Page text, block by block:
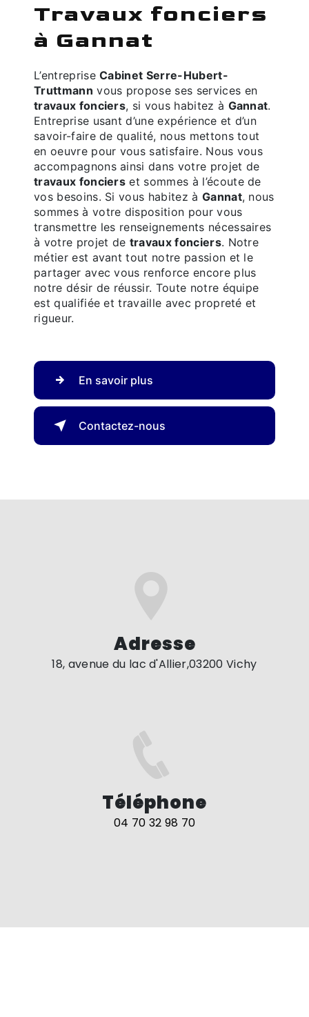
travaux fonciers
à Gannat
L’entrepriseCabinet Serre-Hubert-
Truttmann vous propose ses services en
travaux fonciers, si vous habitez à Gannat.
Entreprise usant d’une expérience et d’un
savoir-faire de qualité, nous mettons tout
en oeuvre pour vous satisfaire. Nous vous
accompagnons ainsi dans votre projet de
travaux fonciers et sommes à l’écoute de
vos besoins. Si vous habitez à Gannat, nous
sommes à votre disposition pour vous
transmettre les renseignements nécessaires
à votre projet de travaux fonciers. Notre
métier est avant tout notre passion et le
partager avec vous renforce encore plus
notre désir de réussir. Toute notre équipe
est qualifiée et travaille avec propreté et
rigueur.
En savoir plus
Contactez-nous
Adresse
18, avenue du lac d'Allier,03200 Vichy
Téléphone
04 70 32 98 70